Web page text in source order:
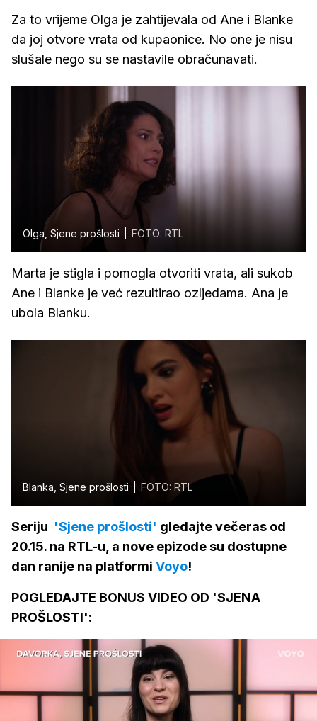
Za to vrijeme Olga je zahtijevala od Ane i Blanke
da joj otvore vrata od kupaonice. No one je nisu
slušale nego su se nastavile obračunavati.
Olga, Sjene prošlosti FOTO: RTL
Marta je stigla i pomogla otvoriti vrata, ali sukob
Ane i Blanke je već rezultirao ozljedama. Ana je
ubola Blanku.
Blanka, Sjene prošlosti FOTO: RTL
Seriju 'Sjene prošlosti' gledajte večeras od
20.15. na RTL-u, a nove epizode su dostupne
dan ranije na platformi Voyo!
POGLEDAJTE BONUS VIDEO OD 'SJENA
PROŠLOSTI':